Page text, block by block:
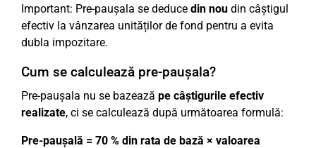
Important: Pre-paușala se deduce din nou din câștigul
efectiv la vânzarea unităților de fond pentru a evita
dubla impozitare.
Cum se calculează pre-paușala?
Pre-paușala nu se bazează pe câștigurile efectiv
realizate, ci se calculează după următoarea formulă:
Pre-paușală = 70 % din rata de bază × valoarea